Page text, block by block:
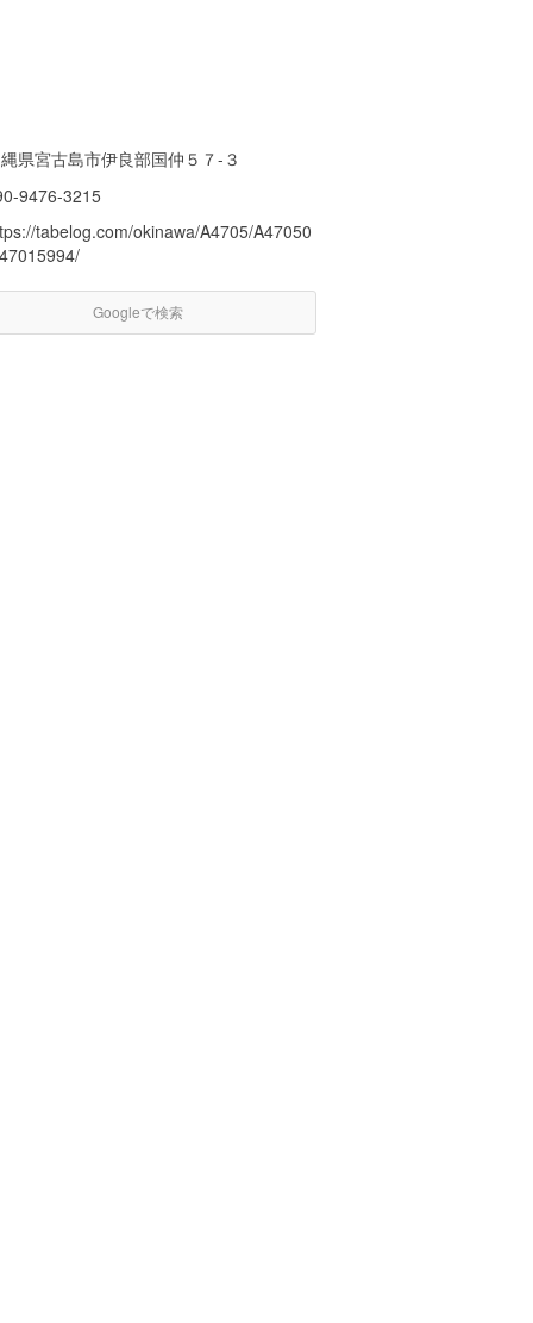
県宮古島市伊良部国仲５７-３
9476-3215
tabelog.com/okinawa/A4705/A47050
Googleで検索